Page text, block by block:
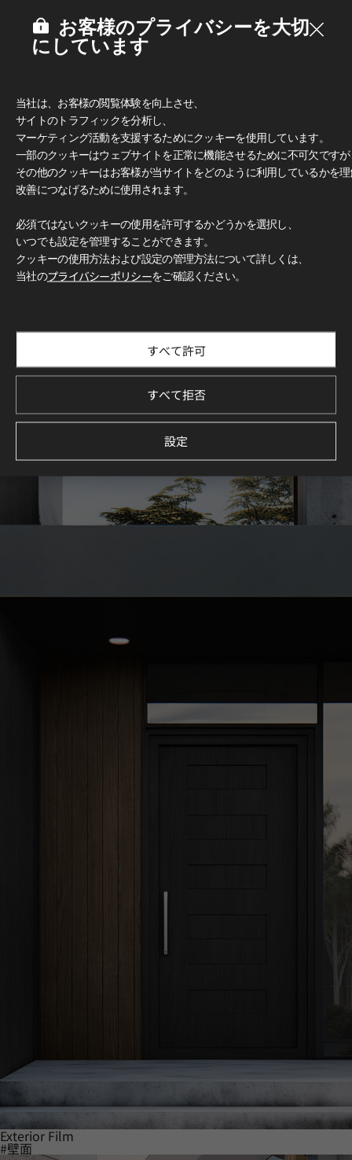
多彩なデザインとカラー
豊富なカラーと柄で、無限のデザイン可能性をお楽しみいただ
けます。 クラシックな木目柄からモダンなグレー、トレンド
感のあふれるアクセントカラーまで、 独創的で洗練された空
間づくりを自由に演出できます。
LX Hausys Exterior Filmを使用した住宅・商業施設のデザイ
厳選された空間コレクションを通じて、理想の空間づくりを
イメージしてください。
続きを見る
Exterior Film
#壁面
お客様のプライバシーを大切
にしています
当社は、お客様の閲覧体験を向上させ、
サイトのトラフィックを分析し、
マーケティング活動を支援するためにクッキーを使用しています。
一部のクッキーはウェブサイトを正常に機能させるために不可欠です
その他のクッキーはお客様が当サイトをどのように利用しているかを
改善につなげるために使用されます。
必須ではないクッキーの使用を許可するかどうかを選択し、
いつでも設定を管理することができます。
クッキーの使用方法および設定の管理方法について詳しくは、
当社のプライバシーポリシーをご確認ください。
すべて許可
すべて拒否
設定